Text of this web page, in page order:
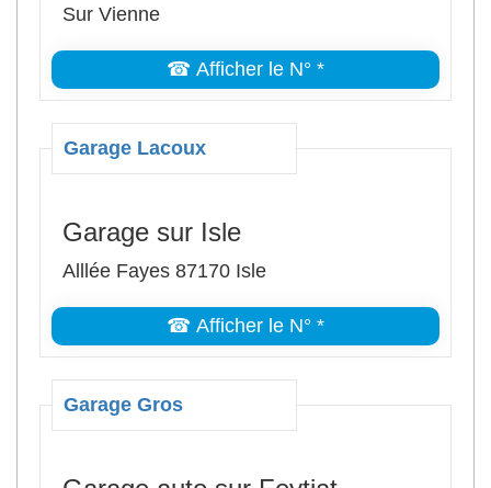
Sur Vienne
☎ Afficher le N° *
Garage Lacoux
Garage sur Isle
Alllée Fayes 87170 Isle
☎ Afficher le N° *
Garage Gros